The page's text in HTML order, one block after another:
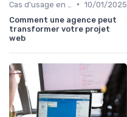
• 10/01/2025
Comment une agence peut
transformer votre projet
web